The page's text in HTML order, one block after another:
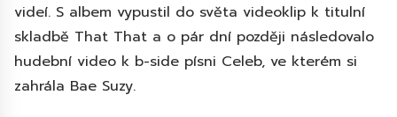
videí. S albem vypustil do světa videoklip k titulní
skladbě That That a o pár dní později následovalo
hudební video k b-side písni Celeb, ve kterém si
zahrála Bae Suzy.